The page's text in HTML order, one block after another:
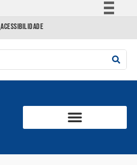
Comunica BR
Acesso à informação
ACESSIBILIDADE